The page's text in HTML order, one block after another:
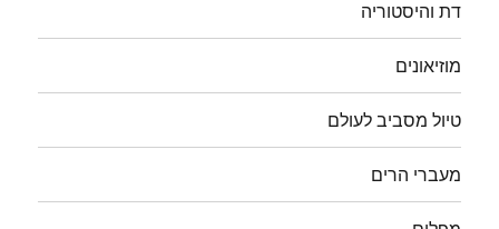
דת והיסטוריה
מוזיאונים
טיול מסביב לעולם
מעברי הרים